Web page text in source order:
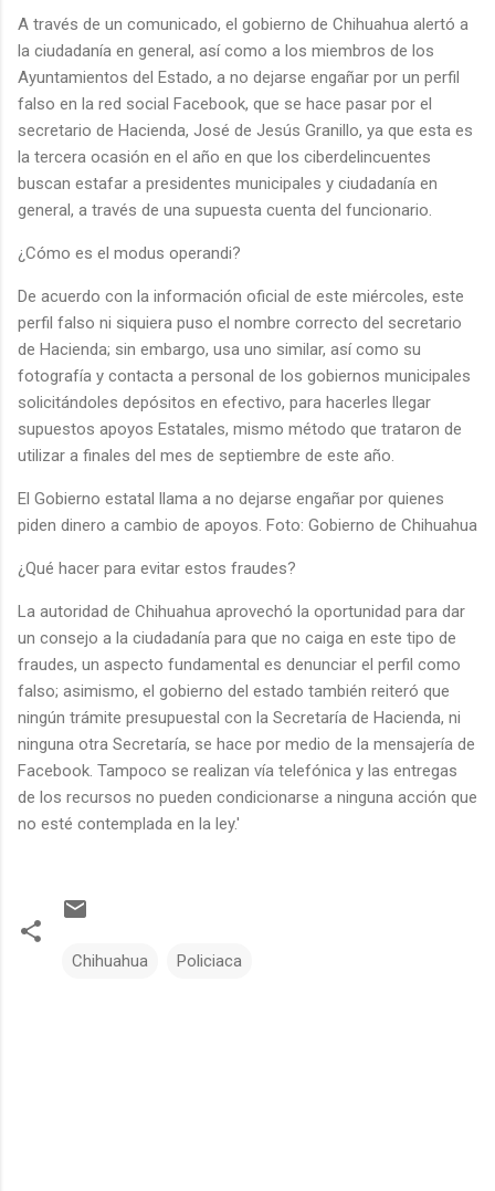
A través de un comunicado, el gobierno de Chihuahua alertó a
la ciudadanía en general, así como a los miembros de los
Ayuntamientos del Estado, a no dejarse engañar por un perfil
falso en la red social Facebook, que se hace pasar por el
secretario de Hacienda, José de Jesús Granillo, ya que esta es
la tercera ocasión en el año en que los ciberdelincuentes
buscan estafar a presidentes municipales y ciudadanía en
general, a través de una supuesta cuenta del funcionario.
¿Cómo es el modus operandi?
De acuerdo con la información oficial de este miércoles, este
perfil falso ni siquiera puso el nombre correcto del secretario
de Hacienda; sin embargo, usa uno similar, así como su
fotografía y contacta a personal de los gobiernos municipales
solicitándoles depósitos en efectivo, para hacerles llegar
supuestos apoyos Estatales, mismo método que trataron de
utilizar a finales del mes de septiembre de este año.
El Gobierno estatal llama a no dejarse engañar por quienes
piden dinero a cambio de apoyos. Foto: Gobierno de Chihuahua
¿Qué hacer para evitar estos fraudes?
La autoridad de Chihuahua aprovechó la oportunidad para dar
un consejo a la ciudadanía para que no caiga en este tipo de
fraudes, un aspecto fundamental es denunciar el perfil como
falso; asimismo, el gobierno del estado también reiteró que
ningún trámite presupuestal con la Secretaría de Hacienda, ni
ninguna otra Secretaría, se hace por medio de la mensajería de
Facebook. Tampoco se realizan vía telefónica y las entregas
de los recursos no pueden condicionarse a ninguna acción que
no esté contemplada en la ley.'
Chihuahua Policiaca